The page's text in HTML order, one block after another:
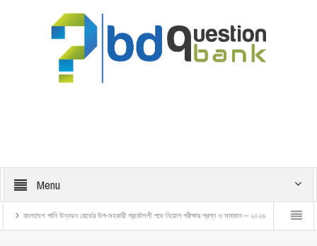
Menu
উন্নয়ন বোর্ডের উপ-সহকারী প্রকৌশলী পদে নিয়োগ পরীক্ষার প্রশ্ন ও সমাধান – ২০২৬ বাংলাদেশ রেলওয়ে ট্রেন